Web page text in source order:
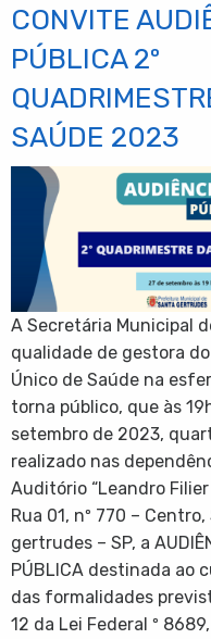
CONVITE
PÚBLICA 2º
SAÚDE 2023
A Secretária Municipal
qualidade de gestora
Único de Saúde na
torna público, que às
setembro de 2023,
realizado nas
Auditório “Leandro
Rua 01, nº 770 –
gertrudes – SP, a
PÚBLICA destinada ao
das formalidades
12 da Lei Federal º